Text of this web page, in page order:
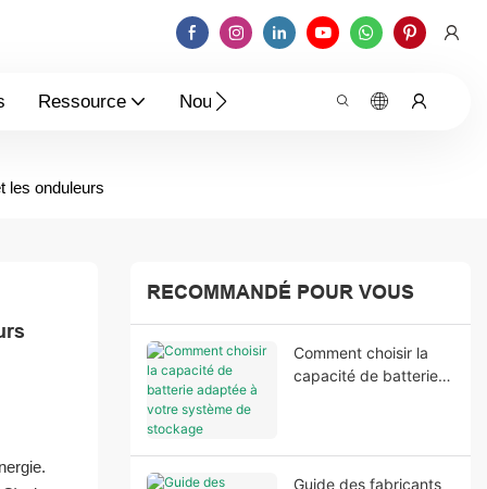
Ressource Nouvelles Contactez-Nous
les onduleurs
RECOMMANDÉ POUR VOUS
Comment choisir la
capacité de batterie
Guide des fabricants